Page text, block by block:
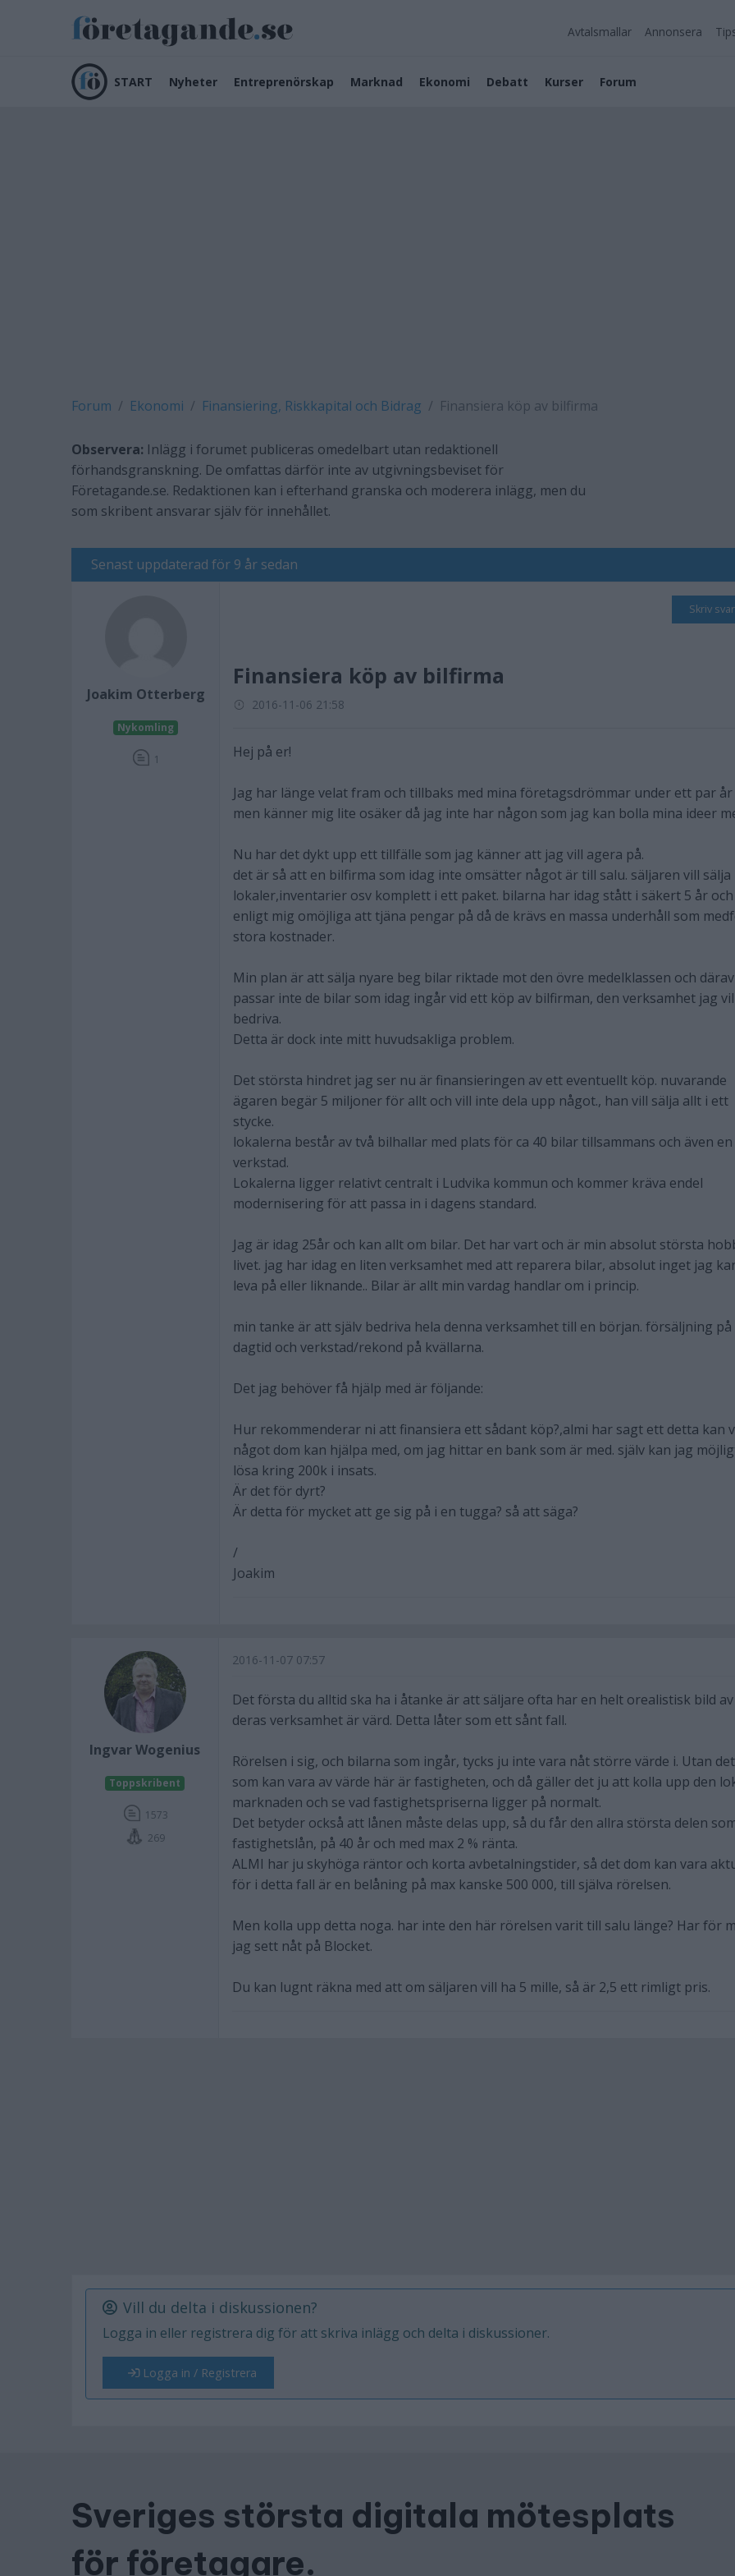
Avtalsmallar Annonsera
START Nyheter Entreprenörskap Marknad Ekonomi Debatt Kurser Forum
Forum Ekonomi Finansiering, Riskkapital och Bidrag Finansiera köp av bilfirma
Observera: Inlägg i forumet publiceras omedelbart utan redaktionell
förhandsgranskning. De omfattas därför inte av utgivningsbeviset för
Företagande.se. Redaktionen kan i efterhand granska och moderera inlägg, men du
som skribent ansvarar själv för innehållet.
Senast uppdaterad för 9 år sedan
Joakim Otterberg
Nykomling
1
Skriv svar
Finansiera köp av bilfirma
2016-11-06 21:58
Hej på er!
Jag har länge velat fram och tillbaks med mina företagsdrömmar under ett par år
men känner mig lite osäker då jag inte har någon som jag kan bolla mina ideer
Nu har det dykt upp ett tillfälle som jag känner att jag vill agera på.
det är så att en bilfirma som idag inte omsätter något är till salu. säljaren vill sälja
lokaler,inventarier osv komplett i ett paket. bilarna har idag stått i säkert 5 år
enligt mig omöjliga att tjäna pengar på då de krävs en massa underhåll som
stora kostnader.
Min plan är att sälja nyare beg bilar riktade mot den övre medelklassen och därav
passar inte de bilar som idag ingår vid ett köp av bilfirman, den verksamhet jag
bedriva.
Detta är dock inte mitt huvudsakliga problem.
Det största hindret jag ser nu är finansieringen av ett eventuellt köp. nuvarande
ägaren begär 5 miljoner för allt och vill inte dela upp något., han vill sälja allt i ett
stycke.
lokalerna består av två bilhallar med plats för ca 40 bilar tillsammans och även en
verkstad.
Lokalerna ligger relativt centralt i Ludvika kommun och kommer kräva endel
modernisering för att passa in i dagens standard.
Jag är idag 25år och kan allt om bilar. Det har vart och är min absolut största
livet. jag har idag en liten verksamhet med att reparera bilar, absolut inget jag
leva på eller liknande.. Bilar är allt min vardag handlar om i princip.
min tanke är att själv bedriva hela denna verksamhet till en början. försäljning på
dagtid och verkstad/rekond på kvällarna.
Det jag behöver få hjälp med är följande:
Hur rekommenderar ni att finansiera ett sådant köp?,almi har sagt ett detta kan
något dom kan hjälpa med, om jag hittar en bank som är med. själv kan jag
lösa kring 200k i insats.
Är det för dyrt?
Är detta för mycket att ge sig på i en tugga? så att säga?
/
Joakim
Ingvar Wogenius
Toppskribent
1573
269
2016-11-07 07:57
Det första du alltid ska ha i åtanke är att säljare ofta har en helt orealistisk bild av
deras verksamhet är värd. Detta låter som ett sånt fall.
Rörelsen i sig, och bilarna som ingår, tycks ju inte vara nåt större värde i. Utan det
som kan vara av värde här är fastigheten, och då gäller det ju att kolla upp den
marknaden och se vad fastighetspriserna ligger på normalt.
Det betyder också att lånen måste delas upp, så du får den allra största delen
fastighetslån, på 40 år och med max 2 % ränta.
ALMI har ju skyhöga räntor och korta avbetalningstider, så det dom kan vara
för i detta fall är en belåning på max kanske 500 000, till själva rörelsen.
Men kolla upp detta noga. har inte den här rörelsen varit till salu länge? Har för
jag sett nåt på Blocket.
Du kan lugnt räkna med att om säljaren vill ha 5 mille, så är 2,5 ett rimligt pris.
Vill du delta i diskussionen?
Logga in eller registrera dig för att skriva inlägg och delta i diskussioner.
Logga in / Registrera
Sveriges största digitala mötesplats
för företagare.